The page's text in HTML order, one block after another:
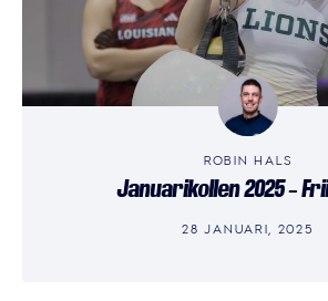
ROBIN HALS
Januarikollen 2025 –
28 JANUARI, 2025